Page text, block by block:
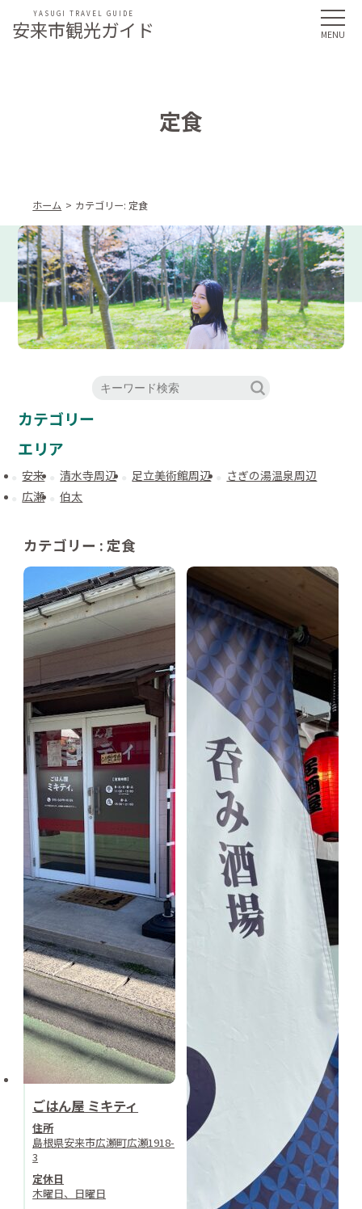
安来市観光ガイド
YASUGI TRAVEL GUIDE
定食
ホーム カテゴリー: 定食
カテゴリー
エリア
安来 清水寺周辺 足立美術館周辺
さぎの湯温泉周辺
広瀬
伯太
カテゴリー : 定食
ごはん屋 ミキティ
住所
島根県安来市広瀬町広瀬1918-
3
定休日
木曜日、日曜日